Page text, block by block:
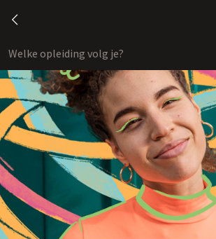
chevron-left
Welke opleiding volg je?